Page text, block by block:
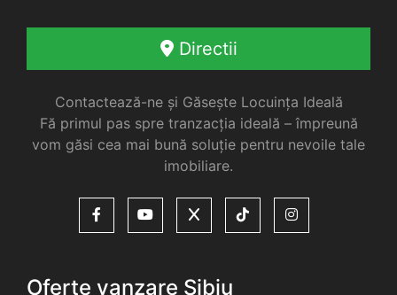
Directii
Contactează-ne și Găsește Locuința Ideală
Fă primul pas spre tranzacția ideală – împreună
vom găsi cea mai bună soluție pentru nevoile tale
imobiliare.
Oferte vanzare Sibiu